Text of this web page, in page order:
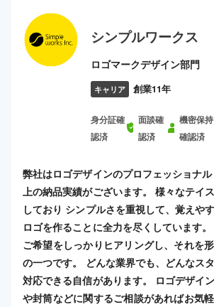
シンプルワークス
ロゴマークデザイン部門
キャリア 創業11年
身分証確
認済
面談確
認済
機密保持
確認済
弊社はロゴデザインのプロフェッショナ
上の納品実績がございます。 様々なテイ
しており シンプルさを重視して、覚えや
ロゴを作ることに全力を尽くしています
ご希望をしっかりヒアリングし、それを
の一つです。 どんな業界でも、どんなス
対応できる自信があります。 ロゴデザイ
や封筒などに関するご相談があればお気